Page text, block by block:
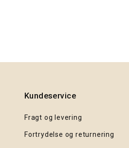
Kundeservice
Fragt og levering
Fortrydelse og returnering